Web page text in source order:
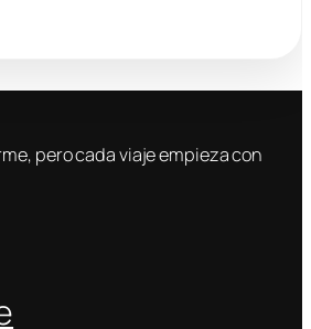
pero cada viaje empieza con